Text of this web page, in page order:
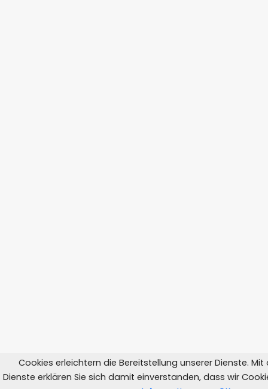
Cookies erleichtern die Bereitstellung unserer Dienste. Mit
Dienste erklären Sie sich damit einverstanden, dass wir